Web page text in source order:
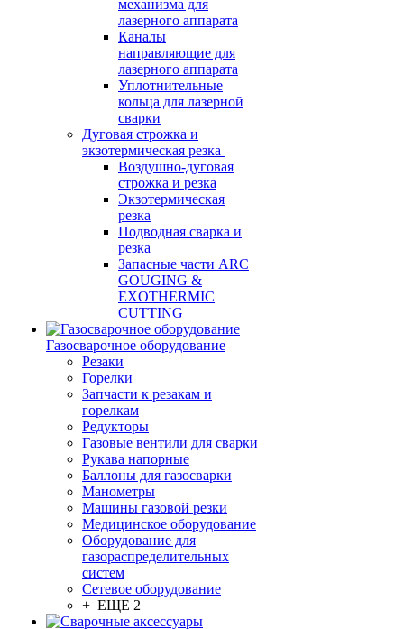
механизма для
лазерного аппарата
Каналы
направляющие для
лазерного аппарата
Уплотнительные
кольца для лазерной
сварки
Дуговая строжка и
экзотермическая резка
Воздушно-дуговая
строжка и резка
Экзотермическая
резка
Подводная сварка и
резка
Запасные части ARC
GOUGING &
EXOTHERMIC
CUTTING
Газосварочное оборудование
Резаки
Горелки
Запчасти к резакам и
горелкам
Редукторы
Газовые вентили для сварки
Рукава напорные
Баллоны для газосварки
Манометры
Машины газовой резки
Медицинское оборудование
Оборудование для
газораспределительных
систем
Сетевое оборудование
+ ЕЩЕ 2